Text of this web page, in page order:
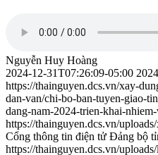
Nguyễn Huy Hoàng
2024-12-31T07:26:09-05:00
https://thainguyen.dcs.vn/xay-
dan-van/chi-bo-ban-tuyen-giao-
dang-nam-2024-trien-khai-
https://thainguyen.dcs.vn/
Cổng thông tin điện tử Đảng bộ
https://thainguyen.dcs.vn/